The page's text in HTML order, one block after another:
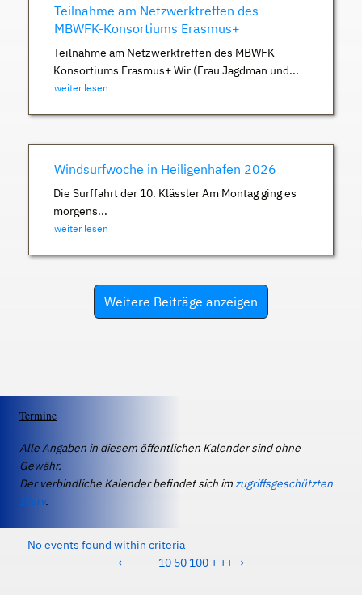
Teilnahme am Netzwerktreffen des
MBWFK-Konsortiums Erasmus+
Teilnahme am Netzwerktreffen des MBWFK-
Konsortiums Erasmus+ Wir (Frau Jagdman und...
weiter lesen
Windsurfwoche in Heiligenhafen 2026
Die Surffahrt der 10. Klässler Am Montag ging es
morgens...
weiter lesen
Weitere Beiträge anzeigen
Termine
Alle Angaben in diesem öffentlichen Kalender sind ohne
Gewähr.
Der verbindliche Kalender befindet sich imzugriffsgeschützten
IServ.
No events found within criteria
← −− − 10 50 100 + ++→